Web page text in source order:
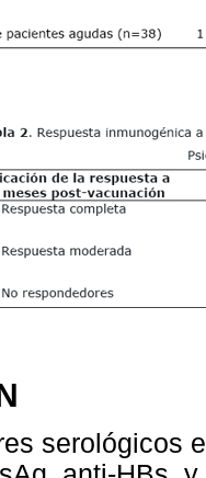
serológicos